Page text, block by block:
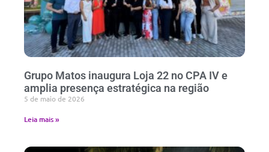
Grupo Matos inaugura Loja 22 no CPA IV e
amplia presença estratégica na região
5 de maio de 2026
Leia mais »